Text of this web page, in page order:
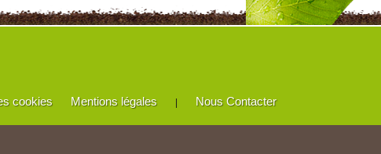
cookies Mentions légales Nous Contacter